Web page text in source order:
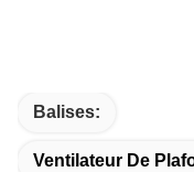
Balises:
Ventilateur De